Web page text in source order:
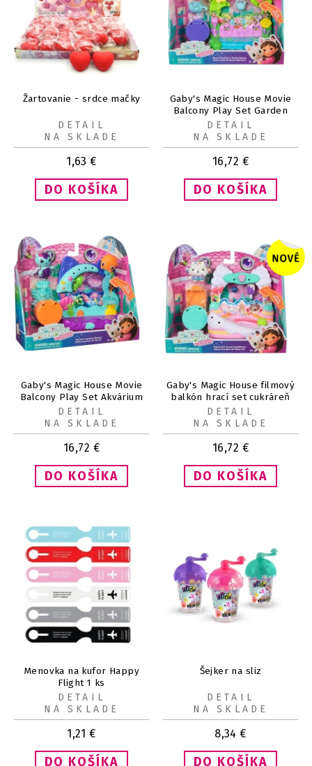
Žartovanie - srdce mačky
1,63 €
DETAIL
NA SKLADE
Gaby's Magic House Movie
Balcony Play Set Garden
16,72 €
DETAIL
NA SKLADE
Gaby's Magic House Movie
Balcony Play Set Akvárium
16,72 €
DETAIL
NA SKLADE
Gaby's Magic House filmový
balkón hrací set cukráreň
16,72 €
DETAIL
NA SKLADE
Menovka na kufor Happy
Flight 1 ks
1,21 €
DETAIL
NA SKLADE
Šejker na sliz
8,34 €
DETAIL
NA SKLADE